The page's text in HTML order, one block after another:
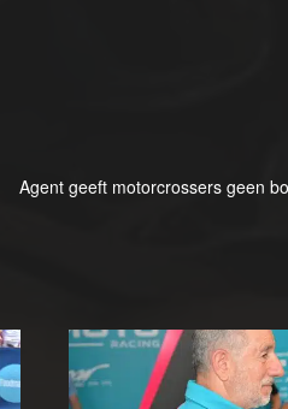
Agent geeft motorcrossers geen